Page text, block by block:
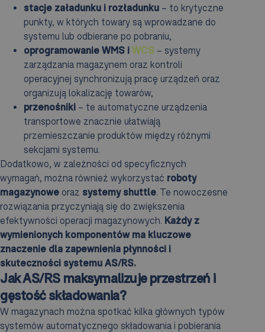
stacje załadunku i rozładunku – to krytyczne
punkty, w których towary są wprowadzane do
systemu lub odbierane po pobraniu,
oprogramowanie WMS i WCS – systemy
zarządzania magazynem oraz kontroli
operacyjnej synchronizują pracę urządzeń oraz
organizują lokalizację towarów,
przenośniki – te automatyczne urządzenia
transportowe znacznie ułatwiają
przemieszczanie produktów między różnymi
sekcjami systemu.
Dodatkowo, w zależności od specyficznych
wymagań, można również wykorzystać roboty
magazynowe oraz systemy shuttle. Te nowoczesne
rozwiązania przyczyniają się do zwiększenia
efektywności operacji magazynowych. Każdy z
wymienionych komponentów ma kluczowe
znaczenie dla zapewnienia płynności i
skuteczności systemu AS/RS.
Jak AS/RS maksymalizuje przestrzeń i
gęstość składowania?
W magazynach można spotkać kilka głównych typów
systemów automatycznego składowania i pobierania